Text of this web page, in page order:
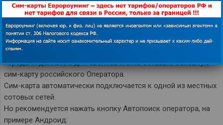
смартфоне с двумя SIM.
SIM 2 (если стоит во втором слоте) выбрать TourSIM
(отображается по названию местного оператора) для
передачи данных, а для звонков и SMS оставьте основную
сим-карту российского Оператора.
Сим-карта автоматически подключается к одной из местных
сотовых сетей.
Но рекомендуется нажать кнопку Автопоиск оператора, на
примере Андроид: